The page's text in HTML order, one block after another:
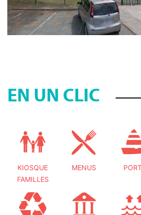
EN UN CLIC
KIOSQUE
FAMILLES
MENUS